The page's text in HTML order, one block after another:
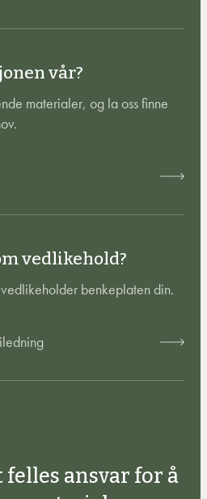
vår?
materialer, og la oss finne
vedlikehold?
benkeplaten din.
ansvar for å